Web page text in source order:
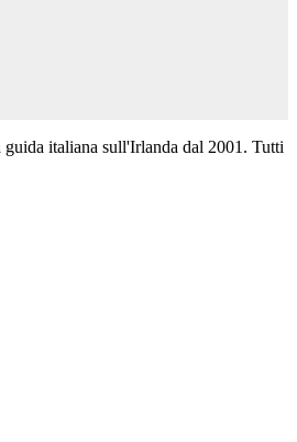
italiana sull'Irlanda dal 2001. Tutti